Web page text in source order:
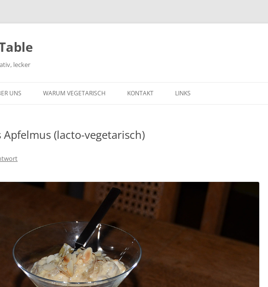
lecker
UNS WARUM VEGETARISCH KONTAKT LINKS
Apfelmus (lacto-vegetarisch)